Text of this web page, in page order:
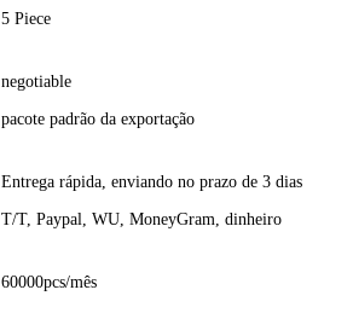
5 Piece
negotiable
pacote padrão da exportação
Entrega rápida, enviando no prazo de 3 dias
T/T, Paypal, WU, MoneyGram, dinheiro
60000pcs/mês